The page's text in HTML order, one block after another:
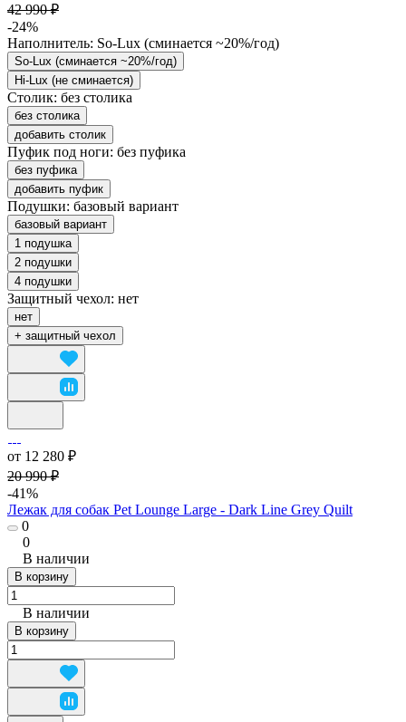
42 990 ₽
-24%
Наполнитель: So-Lux (cминается ~20%/год)
So-Lux (cминается ~20%/год)
Hi-Lux (не сминается)
Столик: без столика
без столика
добавить столик
Пуфик под ноги: без пуфика
без пуфика
добавить пуфик
Подушки: базовый вариант
базовый вариант
1 подушка
2 подушки
4 подушки
Защитный чехол: нет
нет
+ защитный чехол
от 12 280 ₽
20 990 ₽
-41%
Лежак для собак Pet Lounge Large - Dark Line Grey Quilt
0
0
В наличии
В корзину
В наличии
В корзину